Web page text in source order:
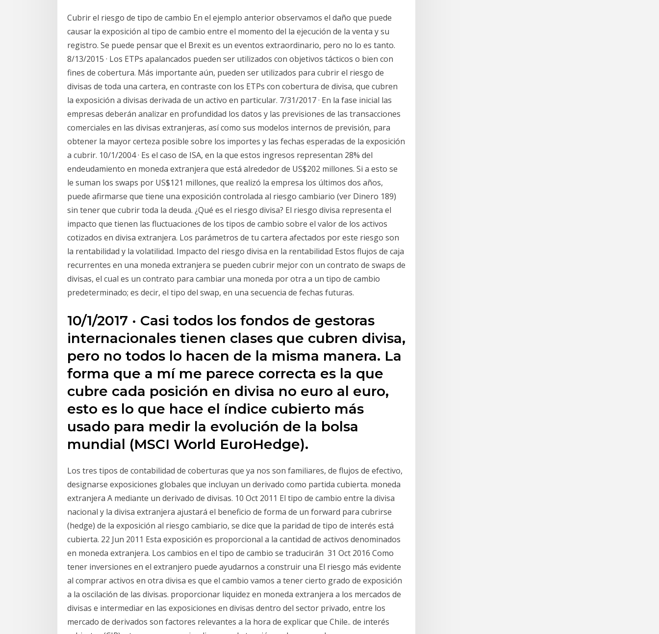
Cubrir el riesgo de tipo de cambio En el ejemplo anterior observamos el daño que puede
causar la exposición al tipo de cambio entre el momento del la ejecución de la venta y su
registro. Se puede pensar que el Brexit es un eventos extraordinario, pero no lo es tanto.
8/13/2015 · Los ETPs apalancados pueden ser utilizados con objetivos tácticos o bien con
fines de cobertura. Más importante aún, pueden ser utilizados para cubrir el riesgo de
divisas de toda una cartera, en contraste con los ETPs con cobertura de divisa, que cubren
la exposición a divisas derivada de un activo en particular. 7/31/2017 · En la fase inicial las
empresas deberán analizar en profundidad los datos y las previsiones de las transacciones
comerciales en las divisas extranjeras, así como sus modelos internos de previsión, para
obtener la mayor certeza posible sobre los importes y las fechas esperadas de la exposición
a cubrir. 10/1/2004 · Es el caso de ISA, en la que estos ingresos representan 28% del
endeudamiento en moneda extranjera que está alrededor de US$202 millones. Si a esto se
le suman los swaps por US$121 millones, que realizó la empresa los últimos dos años,
puede afirmarse que tiene una exposición controlada al riesgo cambiario (ver Dinero 189)
sin tener que cubrir toda la deuda. ¿Qué es el riesgo divisa? El riesgo divisa representa el
impacto que tienen las fluctuaciones de los tipos de cambio sobre el valor de los activos
cotizados en divisa extranjera. Los parámetros de tu cartera afectados por este riesgo son
la rentabilidad y la volatilidad. Impacto del riesgo divisa en la rentabilidad Estos flujos de caja
recurrentes en una moneda extranjera se pueden cubrir mejor con un contrato de swaps de
divisas, el cual es un contrato para cambiar una moneda por otra a un tipo de cambio
predeterminado; es decir, el tipo del swap, en una secuencia de fechas futuras.
10/1/2017 · Casi todos los fondos de gestoras
internacionales tienen clases que cubren divisa,
pero no todos lo hacen de la misma manera. La
forma que a mí me parece correcta es la que
cubre cada posición en divisa no euro al euro,
esto es lo que hace el índice cubierto más
usado para medir la evolución de la bolsa
mundial (MSCI World EuroHedge).
Los tres tipos de contabilidad de coberturas que ya nos son familiares, de flujos de efectivo,
designarse exposiciones globales que incluyan un derivado como partida cubierta. moneda
extranjera A mediante un derivado de divisas. 10 Oct 2011 El tipo de cambio entre la divisa
nacional y la divisa extranjera ajustará el beneficio de forma de un forward para cubrirse
(hedge) de la exposición al riesgo cambiario, se dice que la paridad de tipo de interés está
cubierta. 22 Jun 2011 Esta exposición es proporcional a la cantidad de activos denominados
en moneda extranjera. Los cambios en el tipo de cambio se traducirán 31 Oct 2016 Como
tener inversiones en el extranjero puede ayudarnos a construir una El riesgo más evidente
al comprar activos en otra divisa es que el cambio vamos a tener cierto grado de exposición
a la oscilación de las divisas. proporcionar liquidez en moneda extranjera a los mercados de
divisas e intermediar en las exposiciones en divisas dentro del sector privado, entre los
mercado de derivados son factores relevantes a la hora de explicar que Chile.. de interés